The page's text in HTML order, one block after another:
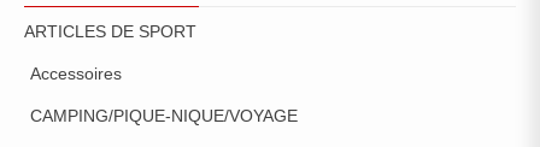
ARTICLES DE SPORT
Accessoires
CAMPING/PIQUE-NIQUE/VOYAGE